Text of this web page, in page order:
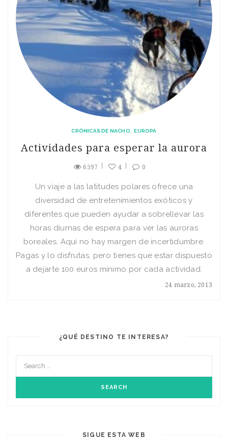
CRÓNICAS DE NACHO EUROPA
Actividades para esperar la aurora
6597 4 0
24 marzo, 2013
Un viaje a las latitudes polares ofrece una
diversidad de entretenimientos exóticos y
diferentes que pueden ayudar a sobrellevar las
horas diurnas de espera para ver las auroras
boreales. Aquí no hay margen de incertidumbre.
Pagas y lo disfrutas, pero tienes que estar dispuesto
a dejarte 100 euros mínimo por cada actividad.
¿QUÉ DESTINO TE INTERESA?
SIGUE ESTA WEB